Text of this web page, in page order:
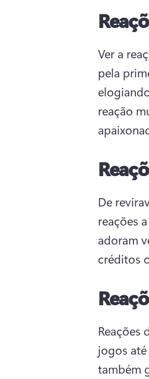
Ver a
pela
reação
De
reações
adoram
créditos
Reações
jogos até
também